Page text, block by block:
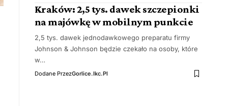
Kraków: 2,5 tys. dawek szczepionki
na majówkę w mobilnym punkcie
2,5 tys. dawek jednodawkowego preparatu firmy
Johnson & Johnson będzie czekało na osoby, które
w…
Dodane PrzezGorlice.ikc.pl